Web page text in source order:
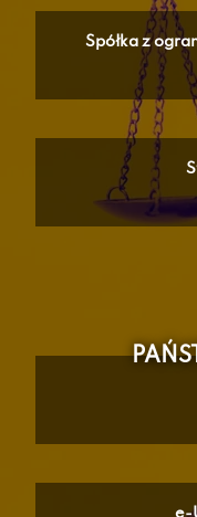
Spółka z
e-